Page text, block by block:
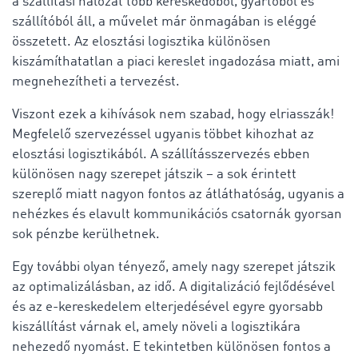
szállítóból áll, a művelet már önmagában is eléggé
összetett. Az elosztási logisztika különösen
kiszámíthatatlan a piaci kereslet ingadozása miatt, ami
megnehezítheti a tervezést.
Viszont ezek a kihívások nem szabad, hogy elriasszák!
Megfelelő szervezéssel ugyanis többet kihozhat az
elosztási logisztikából. A szállításszervezés ebben
különösen nagy szerepet játszik – a sok érintett
szereplő miatt nagyon fontos az átláthatóság, ugyanis a
nehézkes és elavult kommunikációs csatornák gyorsan
sok pénzbe kerülhetnek.
Egy további olyan tényező, amely nagy szerepet játszik
az optimalizálásban, az idő. A digitalizáció fejlődésével
és az e-kereskedelem elterjedésével egyre gyorsabb
kiszállítást várnak el, amely növeli a logisztikára
nehezedő nyomást. E tekintetben különösen fontos a